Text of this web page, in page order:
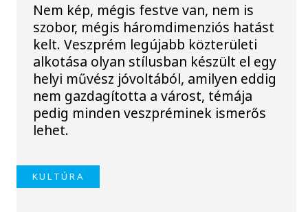
Nem kép, mégis festve van, nem is
szobor, mégis háromdimenziós hatást
kelt. Veszprém legújabb közterületi
alkotása olyan stílusban készült el egy
helyi művész jóvoltából, amilyen eddig
nem gazdagította a várost, témája
pedig minden veszpréminek ismerős
lehet.
KULTÚRA